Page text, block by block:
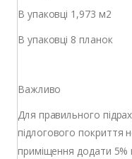
В упаковці 1,973 м2
В упаковці 8 планок
Важливо
Для правильного
підлогового покриття
приміщення додати 5%